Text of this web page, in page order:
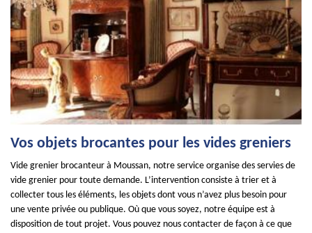
Vos objets brocantes pour les vides greniers
Vide grenier brocanteur à Moussan, notre service organise des servies de
vide grenier pour toute demande. L’intervention consiste à trier et à
collecter tous les éléments, les objets dont vous n’avez plus besoin pour
une vente privée ou publique. Où que vous soyez, notre équipe est à
disposition de tout projet. Vous pouvez nous contacter de façon à ce que